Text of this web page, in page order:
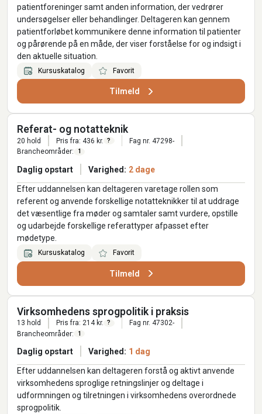
patientforeninger samt anden information, der vedrører
undersøgelser eller behandlinger. Deltageren kan gennem
patientforløbet kommunikere denne information til patienter
og pårørende på en måde, der viser forståelse for og indsigt i
den aktuelle situation.
Kursuskatalog Favorit
Tilmeld
Referat- og notatteknik
20 hold Pris fra: 436 kr. ?
Fag nr. 47298-
Brancheområder:
1
Daglig opstart Varighed: 2 dage
Efter uddannelsen kan deltageren varetage rollen som
referent og anvende forskellige notatteknikker til at uddrage
det væsentlige fra møder og samtaler samt vurdere, opstille
og udarbejde forskellige referattyper afpasset efter
mødetype.
Kursuskatalog Favorit
Tilmeld
Virksomhedens sprogpolitik i praksis
13 hold Pris fra: 214 kr. ?
Fag nr. 47302-
Brancheområder:
1
Daglig opstart Varighed: 1 dag
Efter uddannelsen kan deltageren forstå og aktivt anvende
virksomhedens sproglige retningslinjer og deltage i
udformningen og tilretningen i virksomhedens overordnede
sprogpolitik.